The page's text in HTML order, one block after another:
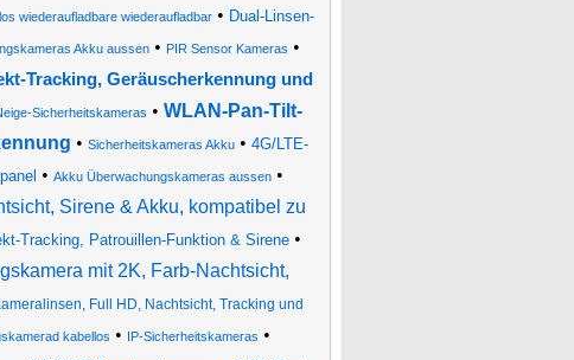
wiederaufladbare wiederaufladbar• Dual-Linsen-
Akku aussen • PIR Sensor Kameras •
Tracking, Geräuscherkennung und
Sicherheitskameras • WLAN-Pan-Tilt-
• Sicherheitskameras Akku• 4G/LTE-
• Akku Überwachungskameras aussen•
Sirene & Akku, kompatibel zu
Tracking, Patrouillen-Funktion & Sirene•
mit 2K, Farb-Nachtsicht,
Full HD, Nachtsicht, Tracking und
kabellos • IP-Sicherheitskameras •